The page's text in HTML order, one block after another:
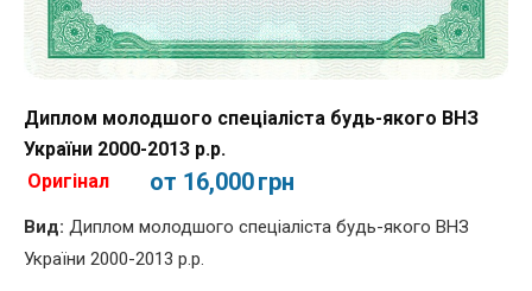
Диплом молодшого спеціаліста будь-якого ВНЗ
України 2000-2013 р.р.
Оригінал
от 16,000грн
Вид: Диплом молодшого спеціаліста будь-якого ВНЗ
України 2000-2013 р.р.